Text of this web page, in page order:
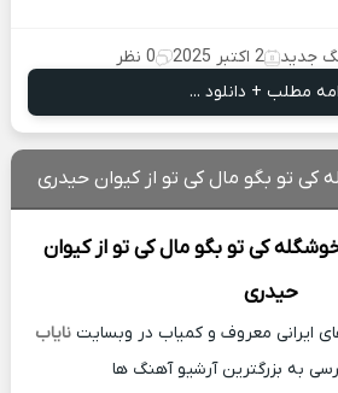
جدید 2 اکتبر 2025
0 نظر
مطلب + دانلود ...
کی تو بگو مال کی تو از کیوان حیدری
کی تو بگو مال کی تو ازکیوان
حیدری
ایرانی معروف و کمیاب در وبسایت نایاب
به بزرگترین آرشیو آهنگ ها